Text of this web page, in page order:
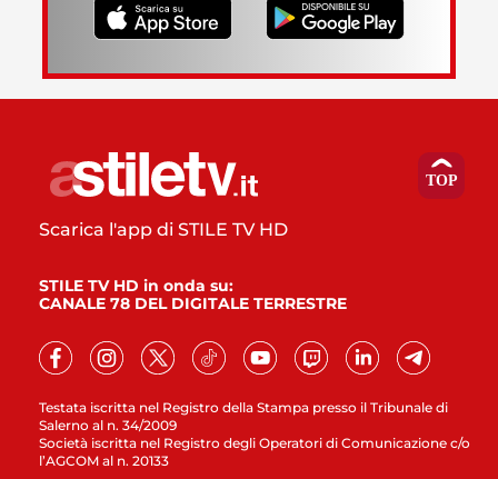
Testata iscritta nel Registro della Stampa presso il Tribunale di
Salerno al n. 34/2009
Società iscritta nel Registro degli Operatori di Comunicazione c/o
l’AGCOM al n. 20133
Scarica l'app di STILE TV HD
STILE TV HD in onda su:
CANALE 78 DEL DIGITALE TERRESTRE